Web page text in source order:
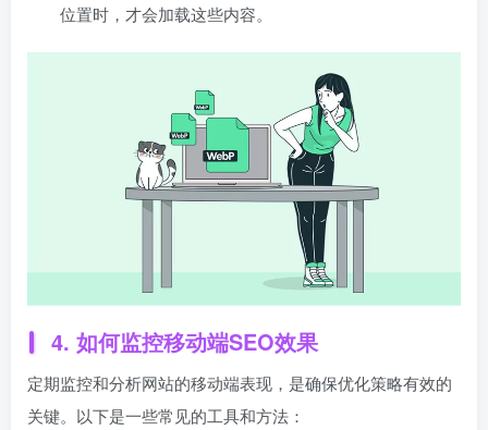
位置时，才会加载这些内容。
4. 如何监控移动端SEO效果
定期监控和分析网站的移动端表现，是确保优化策略有效的
关键。以下是一些常见的工具和方法：